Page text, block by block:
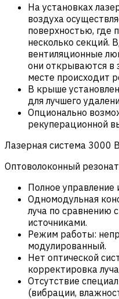
На установках
воздуха
поверхностью, где
несколько секций.
вентиляционные
они открываются в
месте происходит
В крыше
для лучшего
Опционально
рекуперационной
Лазерная система 3000
Оптоволоконный
Полное управление
Одномодульная
луча по сравнению
источниками.
Режим работы:
модулированный.
Нет оптической
корректировка
Отсутствие
(вибрации,